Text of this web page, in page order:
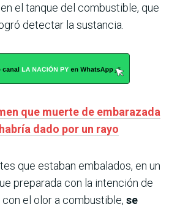
el tanque del combustible, que
detectar la sustancia.
que muerte de embarazada
dado por un rayo
que estaban embalados, en un
preparada con la intención de
el olor a combustible, se